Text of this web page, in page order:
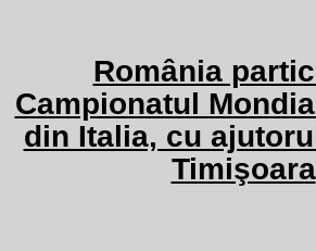
România
Campionatul
din Italia, cu
Timişoara